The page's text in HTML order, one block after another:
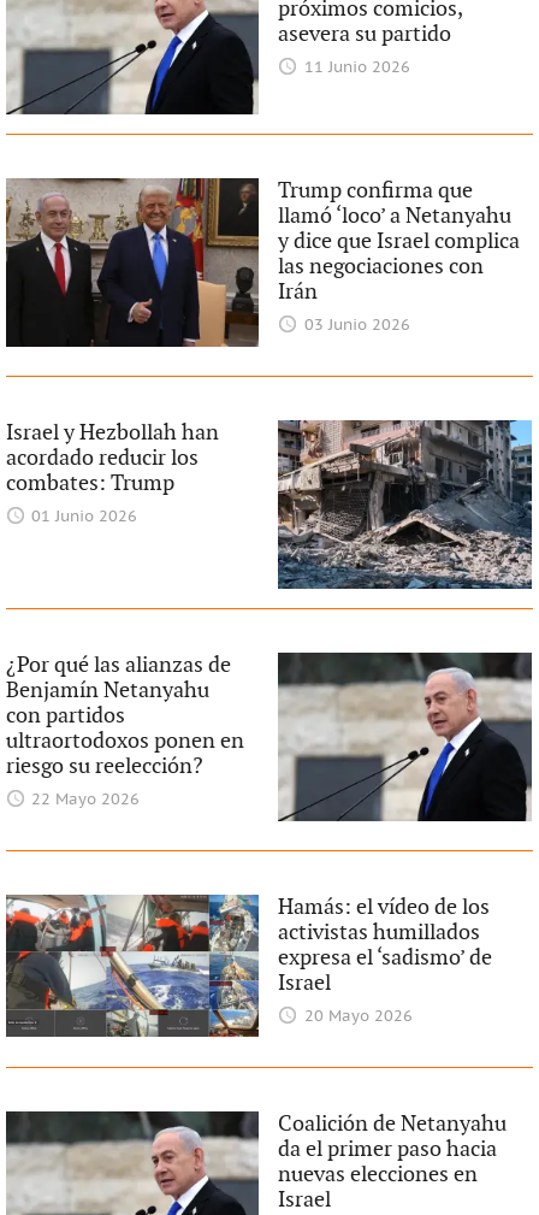
próximos comicios,
asevera su partido
11 Junio 2026
Trump confirma que
llamó ‘loco’ a Netanyahu
y dice que Israel complica
las negociaciones con
Irán
03 Junio 2026
Israel y Hezbollah han
acordado reducir los
combates: Trump
01 Junio 2026
¿Por qué las alianzas de
Benjamín Netanyahu
con partidos
ultraortodoxos ponen en
riesgo su reelección?
22 Mayo 2026
Hamás: el vídeo de los
activistas humillados
expresa el ‘sadismo’ de
Israel
20 Mayo 2026
Coalición de Netanyahu
da el primer paso hacia
nuevas elecciones en
Israel